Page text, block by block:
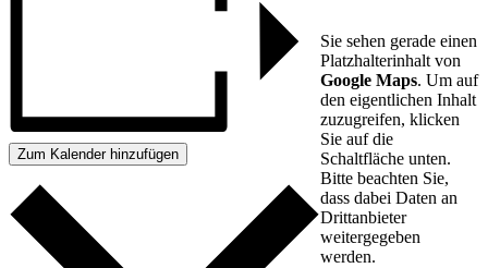
Zum Kalender hinzufügen
Sie sehen gerade einen
Platzhalterinhalt von
Google Maps. Um auf
den eigentlichen Inhalt
zuzugreifen, klicken
Sie auf die
Schaltfläche unten.
Bitte beachten Sie,
dass dabei Daten an
Drittanbieter
weitergegeben
werden.